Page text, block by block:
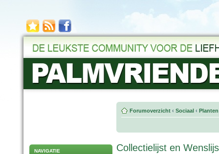
NAVIGATIE
Forumoverzicht ‹ Sociaal ‹
Collectielijst en